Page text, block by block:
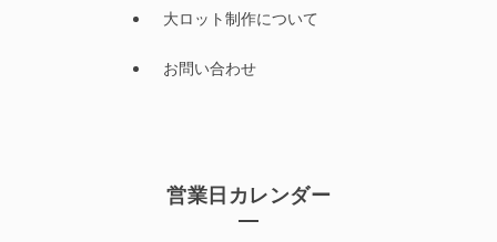
大ロット制作について
お問い合わせ
営業日カレンダー